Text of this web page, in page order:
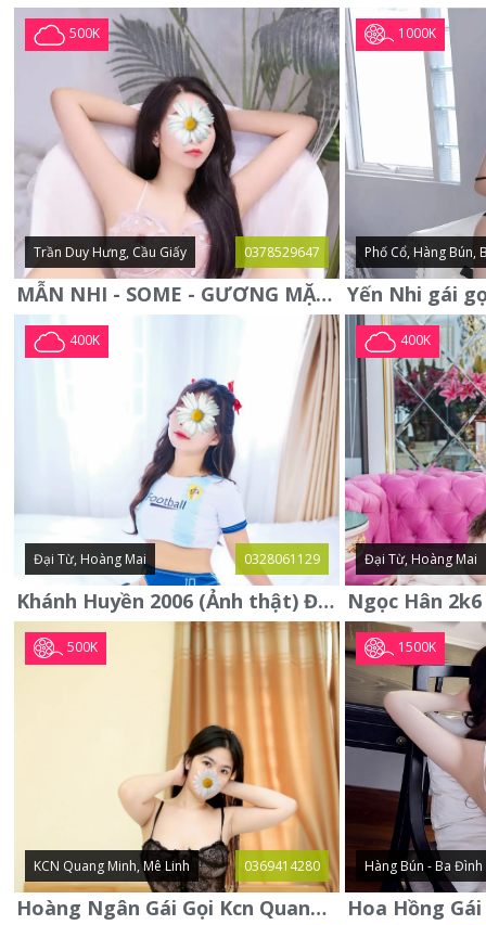
500K
Trần Duy Hưng, Cầu Giấy 0378529647
MẪN NHI - SOME - GƯƠNG MẶT XINH XẮN -CỰC CHIỀU KHÁCH
1000K
Phố Cổ, Hàng Bún,
400K
Đại Từ, Hoàng Mai 0328061129
Khánh Huyền 2006 (Ảnh thật) Đại từ - Hoàng Mai
400K
Đại Từ, Hoàng Mai
500K
KCN Quang Minh, Mê Linh 0369414280
Hoàng Ngân Gái Gọi Kcn Quang Minh - Mê Linh . Hàng Vip Lần Đầu
1500K
Hàng Bún - Ba Đình